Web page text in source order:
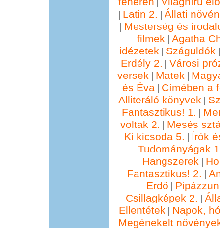
| Latin 2. | Állati
| Mesterség és
filmek | Agatha
idézetek | Száguldók
Erdély 2. | Városi
versek | Matek |
és Éva | Címében a
Alliteráló könyvek |
Fantasztikus! 1. |
voltak 2. | Mesés
Ki kicsoda 5. | Írók
Tudományágak
Hangszerek |
Fantasztikus! 2. |
Erdő |
Csillagképek 2. |
Ellentétek | Napok,
Megénekelt